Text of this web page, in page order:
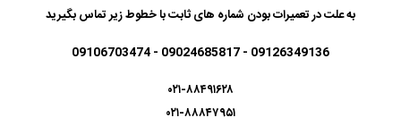
به علت در تعمیرات بودن شماره های ثابت با خطوط زیر تماس بگیرید
09126349136 - 09024685817 - 09106703474
۰۲۱-۸۸۴۹۱۶۲۸
۰۲۱-۸۸۸۴۷۹۵۱